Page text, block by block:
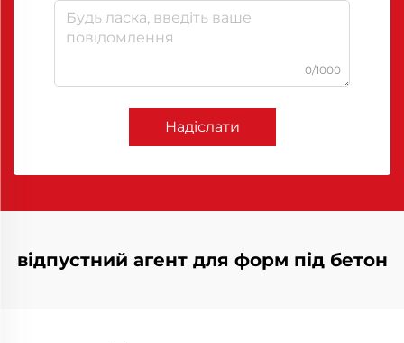
0/1000
Надіслати
відпустний агент для форм під бетон